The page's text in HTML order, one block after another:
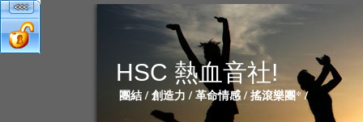
HSC 熱血音社!
團結 / 創造力 / 革命情感 / 搖滾樂團* /